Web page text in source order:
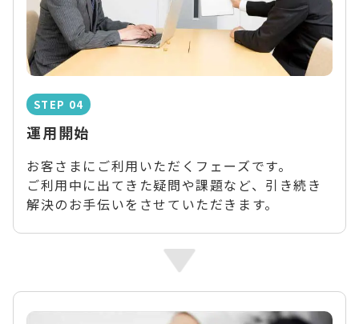
STEP 04
運用開始
お客さまにご利用いただくフェーズです。
ご利用中に出てきた疑問や課題など、引き続き
解決のお手伝いをさせていただきます。